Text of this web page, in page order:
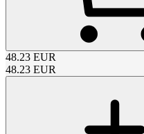
48.23 EUR
48.23 EUR